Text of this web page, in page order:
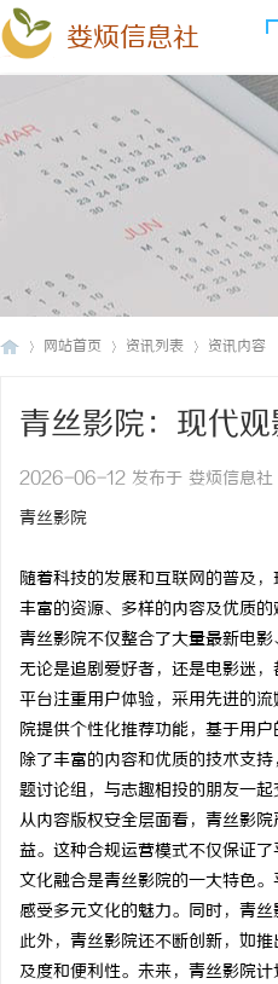
娄烦信息社
网站首页 资讯列表 资讯内容
青丝影院：现代
2026-06-12 发布于 娄烦信息社
青丝影院
随着科技的发展和互联网的普及
丰富的资源、多样的内容及优质
青丝影院不仅整合了大量最新电
无论是追剧爱好者，还是电影迷，
平台注重用户体验，采用先进的
院提供个性化推荐功能，基于用
除了丰富的内容和优质的技术支
题讨论组，与志趣相投的朋友一
从内容版权安全层面看，青丝影
益。这种合规运营模式不仅保证
文化融合是青丝影院的一大特色
感受多元文化的魅力。同时，青
此外，青丝影院还不断创新，如
及度和便利性。未来，青丝影院